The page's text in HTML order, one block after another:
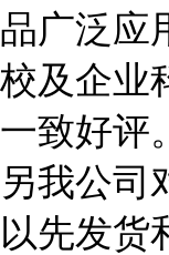
品广泛应
校及企业
一致好评。
另我公司
以先发货